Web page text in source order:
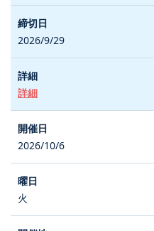
2026/9/29
詳細
2026/10/6
火